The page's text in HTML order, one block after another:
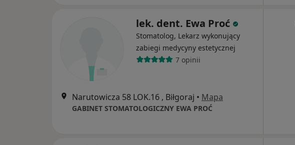
lek. dent. Ewa Proć
Stomatolog, Lekarz wykonujący
zabiegi medycyny estetycznej
7 opinii
Narutowicza 58 LOK.16 , Biłgoraj • Mapa
GABINET STOMATOLOGICZNY EWA PROĆ